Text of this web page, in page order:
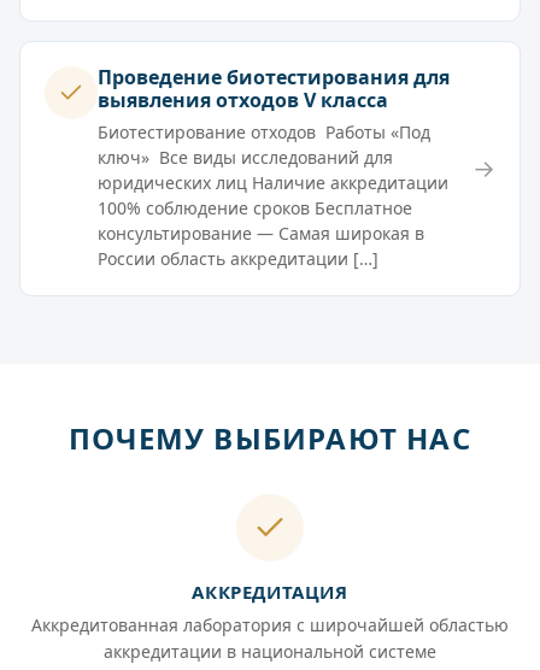
Проведение биотестирования для
выявления отходов V класса
Биотестирование отходов Работы «Под
ключ» Все виды исследований для
юридических лиц Наличие аккредитации
100% соблюдение сроков Бесплатное
консультирование — Самая широкая в
России область аккредитации […]
→
ПОЧЕМУ ВЫБИРАЮТ НАС
АККРЕДИТАЦИЯ
Аккредитованная лаборатория с широчайшей областью
аккредитации в национальной системе